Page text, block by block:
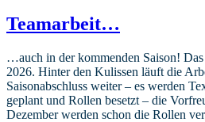
Teamarbeit…
…auch in der kommenden Saison!
2026. Hinter den Kulissen läuft die
Saisonabschluss weiter – es werden
geplant und Rollen besetzt – die
Dezember werden schon die Rollen